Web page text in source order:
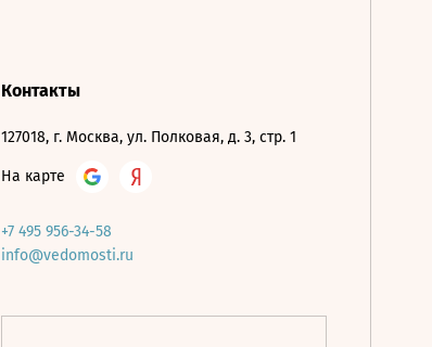
Контакты
127018, г. Москва, ул. Полковая, д. 3, стр. 1
На карте
+7 495 956-34-58
info@vedomosti.ru